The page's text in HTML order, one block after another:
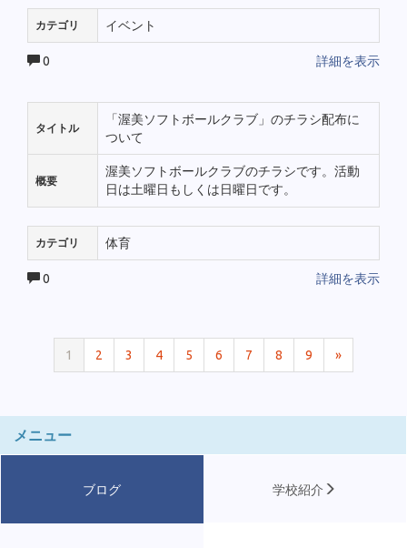
カテゴリ イベント
0 詳細を表示
タイトル
「渥美ソフトボールクラブ」のチラシ配布に
ついて
概要
渥美ソフトボールクラブのチラシです。活動
日は土曜日もしくは日曜日です。
カテゴリ 体育
0 詳細を表示
1 2 3 4 5 6 7 8 9 »
メニュー
ブログ 学校紹介